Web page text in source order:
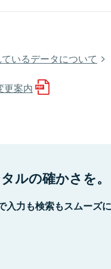
いるデータについて
更案内
ルの確かさを。
入力も検索もスムーズ